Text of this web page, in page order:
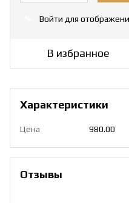
Войти для
В избранное
Характеристики
Цена 980.00
Отзывы